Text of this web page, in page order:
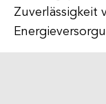
Zuverlässigkeit